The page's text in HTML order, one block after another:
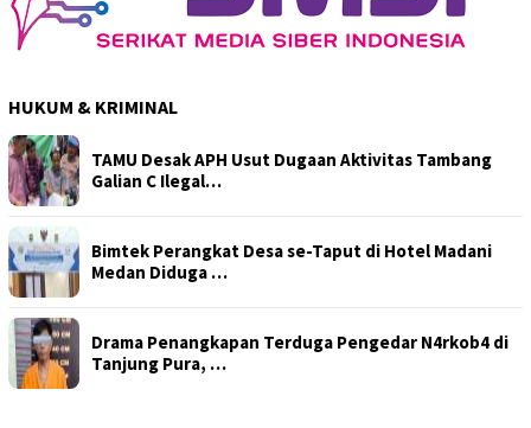
HUKUM & KRIMINAL
TAMU Desak APH Usut Dugaan Aktivitas Tambang
Galian C Ilegal…
Bimtek Perangkat Desa se-Taput di Hotel Madani
Medan Diduga …
Drama Penangkapan Terduga Pengedar N4rkob4 di
Tanjung Pura, …